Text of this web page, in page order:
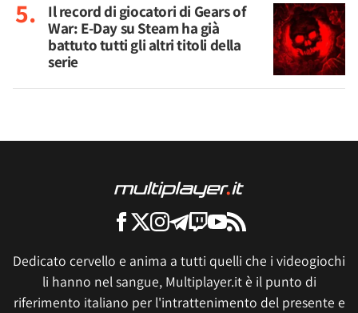
Il record di giocatori di Gears of
War: E-Day su Steam ha già
battuto tutti gli altri titoli della
serie
Dedicato cervello e anima a tutti quelli che i videogiochi
li hanno nel sangue, Multiplayer.it è il punto di
riferimento italiano per l'intrattenimento del presente e